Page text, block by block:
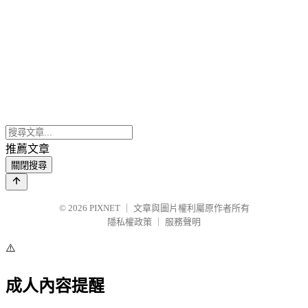
推薦文章
關閉搜尋
© 2026 PIXNET
文章與圖片權利屬原作者所有
隱私權政策
服務聲明
⚠️
成人內容提醒